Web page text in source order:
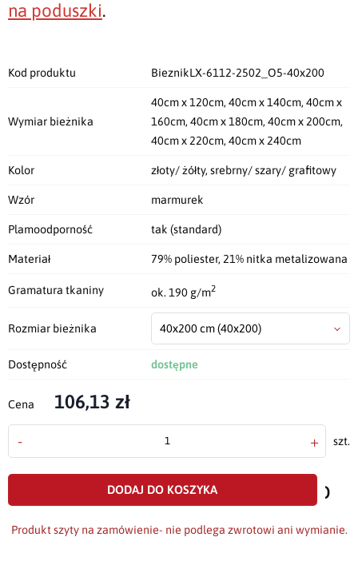
na poduszki.
Kod produktu BieznikLX-6112-2502_O5-40x200
Wymiar bieżnika
40cm x 120cm, 40cm x 140cm, 40cm x
160cm, 40cm x 180cm, 40cm x 200cm,
40cm x 220cm, 40cm x 240cm
Kolor złoty/ żółty, srebrny/ szary/ grafitowy
Wzór marmurek
Plamoodporność tak (standard)
Materiał 79% poliester, 21% nitka metalizowana
Gramatura tkaniny ok. 190 g/m2
Rozmiar bieżnika 40x200 cm(40x200)
Dostępność dostępne
Cena 106,13 zł
- + szt.
DODAJ DO KOSZYKA
do
Produkt szyty na zamówienie- nie podlega zwrotowi ani wymianie.